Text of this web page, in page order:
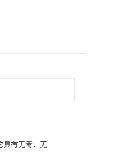
具有无毒，无